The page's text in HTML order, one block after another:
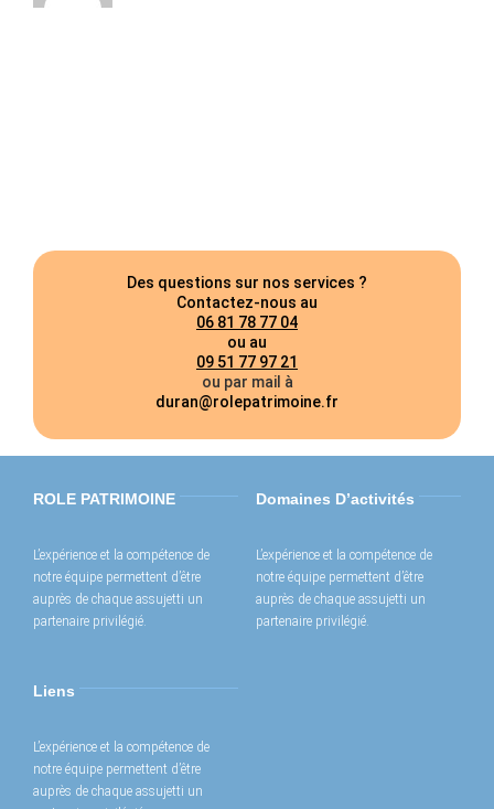
Des questions sur nos services ?
Contactez-nous au
06 81 78 77 04
ou au
09 51 77 97 21
ou par mail à
duran@rolepatrimoine.fr
ROLE PATRIMOINE
L’expérience et la compétence de
notre équipe permettent d’être
auprès de chaque assujetti un
partenaire privilégié.
Domaines D’activités
L’expérience et la compétence de
notre équipe permettent d’être
auprès de chaque assujetti un
partenaire privilégié.
Liens
L’expérience et la compétence de
notre équipe permettent d’être
auprès de chaque assujetti un